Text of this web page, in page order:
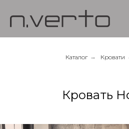
Каталог → Кровати
Кровать